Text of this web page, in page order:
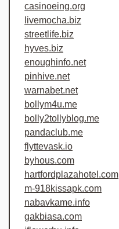
casinoeing.org
livemocha.biz
streetlife.biz
hyves.biz
enoughinfo.net
pinhive.net
warnabet.net
bollym4u.me
bolly2tollyblog.me
pandaclub.me
flyttevask.io
byhous.com
hartfordplazahotel.com
m-918kissapk.com
nabavkame.info
gakbiasa.com